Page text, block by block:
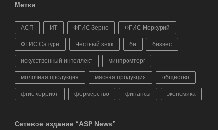
Метки
АСП ИТ ФГИС Зерно ФГИС Меркурий
ФГИС Сатурн Честный знак би бизнес
искусственный интеллект минпромторг
молочная продукция мясная продукция общество
фгис хорриот фермерство финансы экономика
Сетевое издание “ASP News”